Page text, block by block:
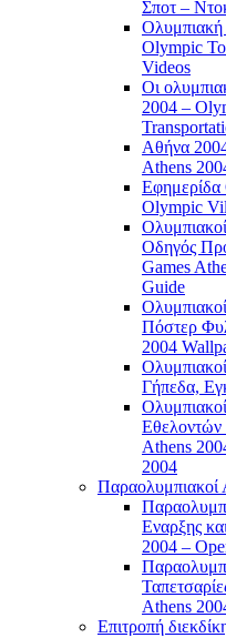
Σποτ –
Olympic
Videos
Οι
2004 –
Αθήνα
Athens
Olympic
Οδηγός
Games
Guide
Πόστερ
2004
Γήπεδα,
Εθελοντών
Athens
2004
Εναρξης
2004 –
Athens
Επιτροπή